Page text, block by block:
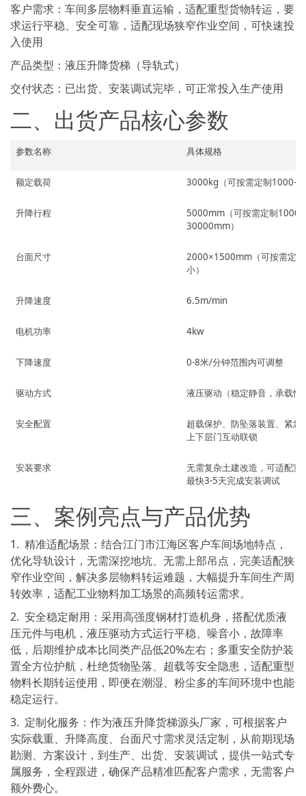
客户需求：车间多层物料垂直运输，适配重型货物转运，要
求运行平稳、安全可靠，适配现场狭窄作业空间，可快速投
入使用
产品类型：液压升降货梯（导轨式）
交付状态：已出货、安装调试完毕，可正常投入生产使用
二、出货产品核心参数
参数名称 具体规格
额定载荷 3000kg（可按需定制1000-
升降行程
5000mm（可按需定制1000-
30000mm）
台面尺寸
2000×1500mm（可按需定
小）
升降速度 6.5m/min
电机功率 4kw
下降速度 0-8米/分钟范围内可调整
驱动方式 液压驱动（稳定静音，承载性
安全配置
超载保护、防坠落装置、紧急
上下层门互动联锁
安装要求
无需复杂土建改造，可适配室
最快3-5天完成安装调试
三、案例亮点与产品优势
1. 精准适配场景：结合江门市江海区客户车间场地特点，
优化导轨设计，无需深挖地坑、无需上部吊点，完美适配狭
窄作业空间，解决多层物料转运难题，大幅提升车间生产周
转效率，适配工业物料加工场景的高频转运需求。
2. 安全稳定耐用：采用高强度钢材打造机身，搭配优质液
压元件与电机，液压驱动方式运行平稳、噪音小，故障率
低，后期维护成本比同类产品低20%左右；多重安全防护装
置全方位护航，杜绝货物坠落、超载等安全隐患，适配重型
物料长期转运使用，即便在潮湿、粉尘多的车间环境中也能
稳定运行。
3. 定制化服务：作为液压升降货梯源头厂家，可根据客户
实际载重、升降高度、台面尺寸需求灵活定制，从前期现场
勘测、方案设计，到生产、出货、安装调试，提供一站式专
属服务，全程跟进，确保产品精准匹配客户需求，无需客户
额外费心。